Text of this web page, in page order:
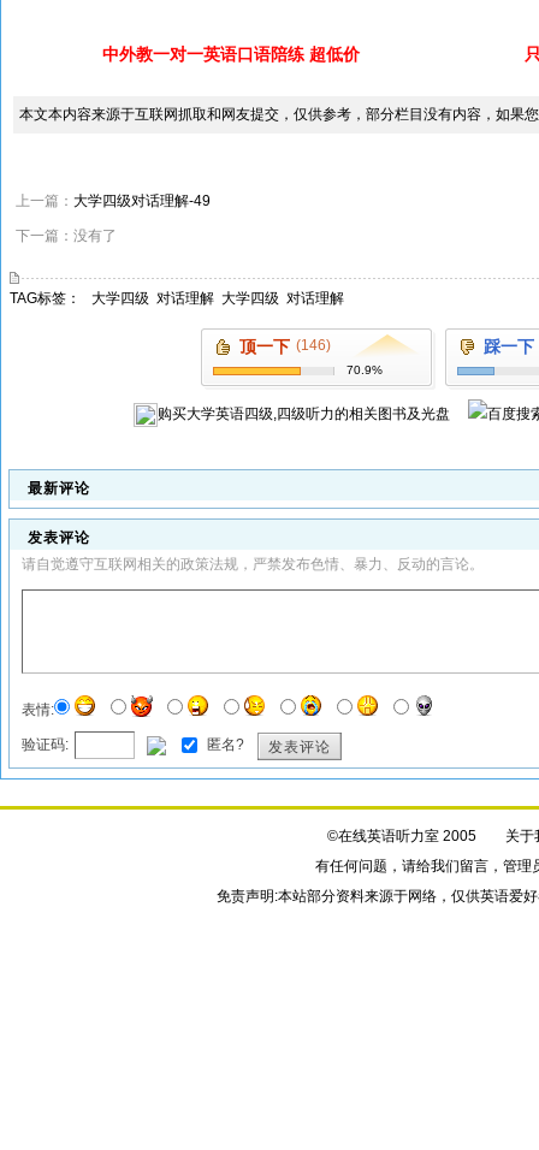
中外教一对一英语口语陪练 超低价
本文本内容来源于互联网抓取和网友提交，仅供参考，部分栏目没有内容，如果
上一篇： 大学四级对话理解-49
下一篇：没有了
TAG标签： 大学四级 对话理解 大学四级 对话理解
顶一下 (146)
70.9%
踩一下
购买大学英语四级,四级听力的相关图书及光盘
最新评论
发表评论
请自觉遵守互联网相关的政策法规，严禁发布色情、暴力、反动的言论。
表情:
验证码: 匿名? 发表评论
©在线英语听力室 2005 关于
有任何问题，请给我们留言，管理
免责声明:本站部分资料来源于网络，仅供英语爱